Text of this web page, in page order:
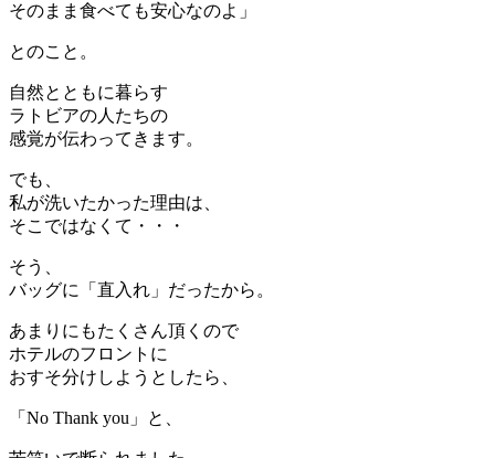
そのまま食べても安心なのよ」
とのこと。
自然とともに暮らす
ラトビアの人たちの
感覚が伝わってきます。
でも、
私が洗いたかった理由は、
そこではなくて・・・
そう、
バッグに「直入れ」だったから。
あまりにもたくさん頂くので
ホテルのフロントに
おすそ分けしようとしたら、
「No Thank you」と、